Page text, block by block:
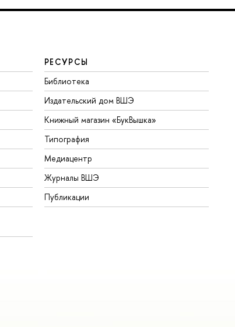
РЕСУРСЫ
Библиотека
Издательский дом ВШЭ
Книжный магазин «БукВышка»
Типография
Медиацентр
Журналы ВШЭ
Публикации